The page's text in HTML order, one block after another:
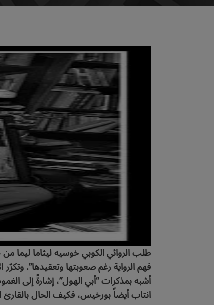
طلب الروائي الكوبي خوسيه ليثاما ليما
فهم الرواية رغم صعوبتها وتعقيدها”. وتكرّر
أشبه بمذكرات “أبي الهول”، إشارةً إلى
انتاب أيضاً بورخيس، فكيف الحال بالقارئ